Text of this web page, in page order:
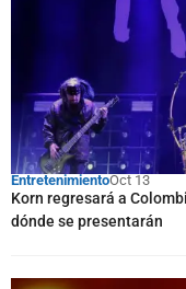
EntretenimientoOct 13
Korn regresará a
dónde se presentarán